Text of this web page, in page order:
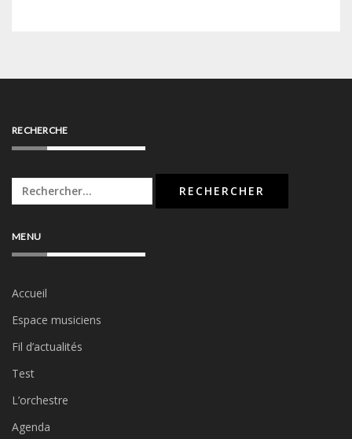
RECHERCHE
Rechercher :
MENU
Accueil
Espace musiciens
Fil d’actualités
Test
L’orchestre
Agenda